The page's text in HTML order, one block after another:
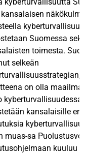
Suomessa
toimesta.
selkeän
on olla
kyberturvallisuudessa.
kansalaisille
muas-sa
kuuluu